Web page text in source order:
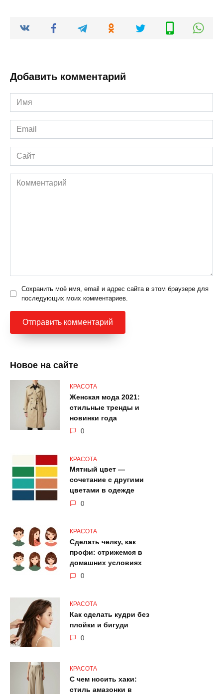
Добавить комментарий
Имя
*
Email
*
Сайт
Комментарий
Сохранить моё имя, email и адрес сайта в этом браузере для
последующих моих комментариев.
Новое на сайте
КРАСОТА
Женская мода 2021:
стильные тренды и
новинки года
0
КРАСОТА
Мятный цвет —
сочетание с другими
цветами в одежде
0
КРАСОТА
Сделать челку, как
профи: стрижемся в
домашних условиях
0
КРАСОТА
Как сделать кудри без
плойки и бигуди
0
КРАСОТА
С чем носить хаки:
стиль амазонки в